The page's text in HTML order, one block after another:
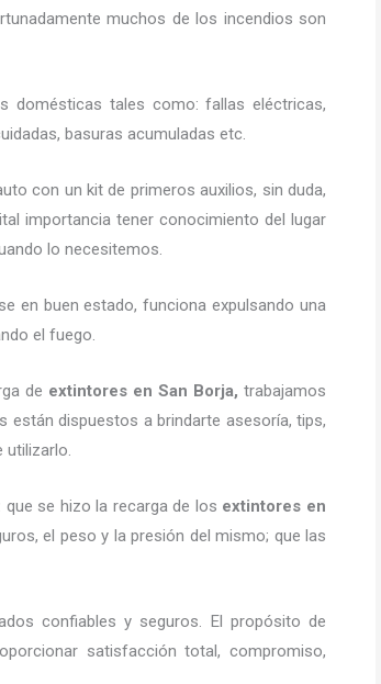
muchos de los incendios son
domésticas tales como: fallas eléctricas,
basuras acumuladas etc.
con un kit de primeros auxilios, sin duda,
importancia tener conocimiento del lugar
lo necesitemos.
en buen estado, funciona expulsando una
el fuego.
de extintoresen San Borja, trabajamos
están dispuestos a brindarte asesoría, tips,
se hizo la recarga de los extintores en
el peso y la presión del mismo; que las
confiables y seguros. El propósito de
satisfacción total, compromiso,